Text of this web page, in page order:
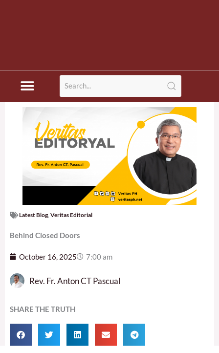
Latest Blog Veritas Editorial
Behind Closed Doors
October 16, 2025 7:00 am
Rev. Fr. Anton CT Pascual
SHARE THE TRUTH